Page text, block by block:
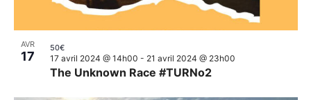
AVR
17
The Unknown Race #TURNo2
17 avril 2024 @ 14h00 - 21 avril 2024 @ 23h00
50€